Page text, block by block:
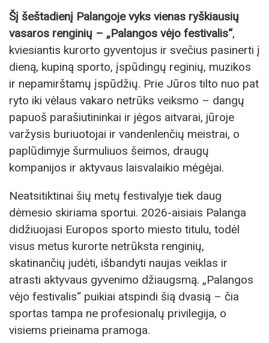
Šį šeštadienį Palangoje vyks vienas ryškiausių
vasaros renginių – „Palangos vėjo festivalis“,
kviesiantis kurorto gyventojus ir svečius pasinerti į
dieną, kupiną sporto, įspūdingų reginių, muzikos
ir nepamirštamų įspūdžių. Prie Jūros tilto nuo pat
ryto iki vėlaus vakaro netrūks veiksmo – dangų
papuoš parašiutininkai ir jėgos aitvarai, jūroje
varžysis buriuotojai ir vandenlenčių meistrai, o
paplūdimyje šurmuliuos šeimos, draugų
kompanijos ir aktyvaus laisvalaikio mėgėjai.
Neatsitiktinai šių metų festivalyje tiek daug
dėmesio skiriama sportui. 2026-aisiais Palanga
didžiuojasi Europos sporto miesto titulu, todėl
visus metus kurorte netrūksta renginių,
skatinančių judėti, išbandyti naujas veiklas ir
atrasti aktyvaus gyvenimo džiaugsmą. „Palangos
vėjo festivalis“ puikiai atspindi šią dvasią – čia
sportas tampa ne profesionalų privilegija, o
visiems prieinama pramoga.